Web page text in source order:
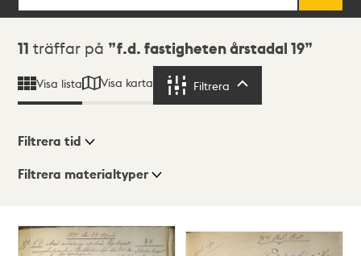
Sökresultat
11 träffar på f.d. fastigheten årstadal 19
Visa lista Visa karta Filtrera
Visningsläge
Lista
Karta
Filtrera tid
Filtrera materialtyper
träffar